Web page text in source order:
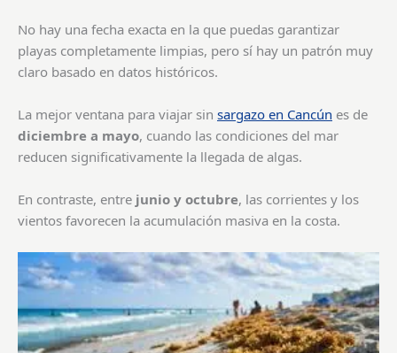
No hay una fecha exacta en la que puedas garantizar
playas completamente limpias, pero sí hay un patrón muy
claro basado en datos históricos.
La mejor ventana para viajar sin sargazo en Cancún es de
diciembre a mayo, cuando las condiciones del mar
reducen significativamente la llegada de algas.
En contraste, entre junio y octubre, las corrientes y los
vientos favorecen la acumulación masiva en la costa.